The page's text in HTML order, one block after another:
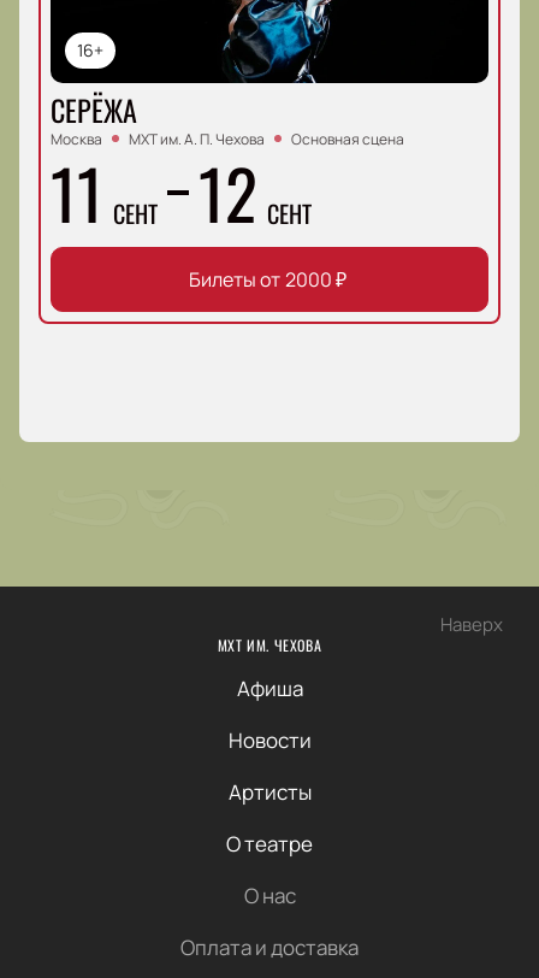
16+
СЕРЁЖА
Москва МХТ им. А. П. Чехова Основная сцена
11 СЕНТ 12 СЕНТ
Билеты от 2000₽
Наверх
МХТ ИМ. ЧЕХОВА
Афиша
Новости
Артисты
О театре
О нас
Оплата и доставка